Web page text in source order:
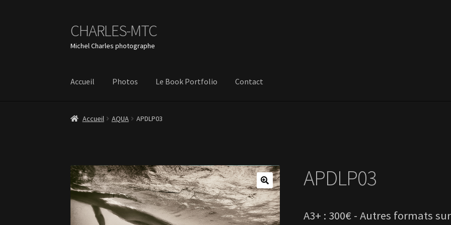
Aller
à
la
Aller
au
contenu
CHARLES-MTC
Michel Charles photographe
Accueil Photos Le Book Portfolio Contact
Accueil AQUA APDLP03